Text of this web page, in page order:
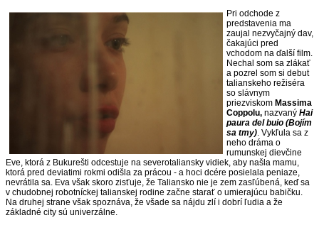
Pri odchode z
predstavenia ma
zaujal nezvyčajný dav,
čakajúci pred
vchodom na ďalší film.
Nechal som sa zlákať
a pozrel som si debut
talianskeho režiséra
so slávnym
priezviskom Massima
Coppolu, nazvaný Hai
paura del buio (Bojím
sa tmy). Vykľula sa z
neho dráma o
rumunskej dievčine
Eve, ktorá z Bukurešti odcestuje na severotaliansky vidiek, aby našla mamu,
ktorá pred deviatimi rokmi odišla za prácou - a hoci dcére posielala peniaze,
nevrátila sa. Eva však skoro zisťuje, že Taliansko nie je zem zasľúbená, keď sa
v chudobnej robotníckej talianskej rodine začne starať o umierajúcu babičku.
Na druhej strane však spoznáva, že všade sa nájdu zlí i dobrí ľudia a že
základné city sú univerzálne.